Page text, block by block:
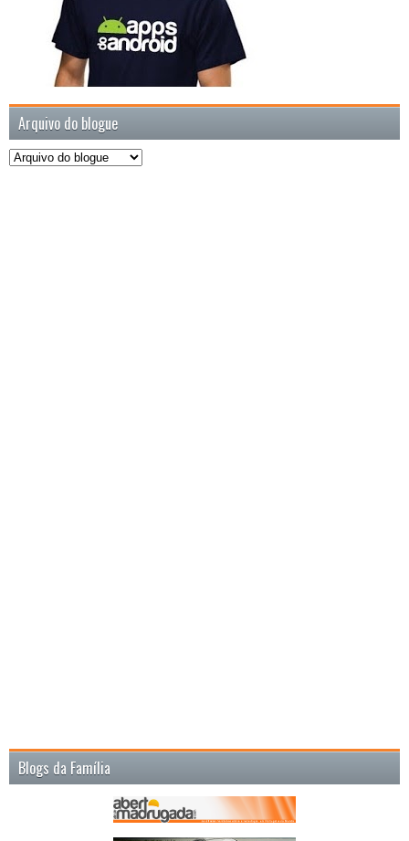
Arquivo do blogue
Blogs da Família